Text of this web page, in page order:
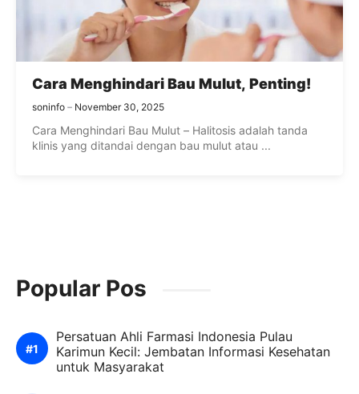
Cara Menghindari Bau Mulut, Penting!
soninfo November 30, 2025
Cara Menghindari Bau Mulut – Halitosis adalah tanda
klinis yang ditandai dengan bau mulut atau ...
Popular Pos
Persatuan Ahli Farmasi Indonesia Pulau
Karimun Kecil: Jembatan Informasi Kesehatan
untuk Masyarakat